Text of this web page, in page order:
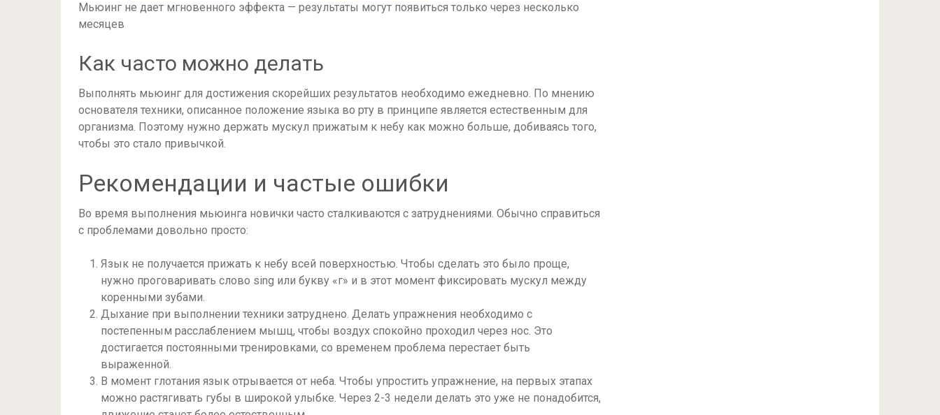
Мьюинг не дает мгновенного эффекта — результаты могут появиться только через несколько
месяцев
Как часто можно делать
Выполнять мьюинг для достижения скорейших результатов необходимо ежедневно. По мнению
основателя техники, описанное положение языка во рту в принципе является естественным для
организма. Поэтому нужно держать мускул прижатым к небу как можно больше, добиваясь того,
чтобы это стало привычкой.
Рекомендации и частые ошибки
Во время выполнения мьюинга новички часто сталкиваются с затруднениями. Обычно справиться
с проблемами довольно просто:
Язык не получается прижать к небу всей поверхностью. Чтобы сделать это было проще,
нужно проговаривать слово sing или букву «г» и в этот момент фиксировать мускул между
коренными зубами.
Дыхание при выполнении техники затруднено. Делать упражнения необходимо с
постепенным расслаблением мышц, чтобы воздух спокойно проходил через нос. Это
достигается постоянными тренировками, со временем проблема перестает быть
выраженной.
В момент глотания язык отрывается от неба. Чтобы упростить упражнение, на первых этапах
можно растягивать губы в широкой улыбке. Через 2-3 недели делать это уже не понадобится,